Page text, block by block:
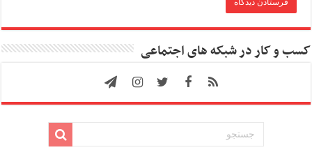
کسب و کار در شبکه های اجتماعی